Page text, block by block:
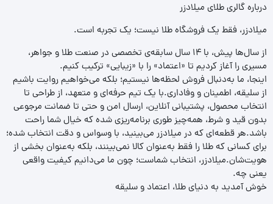
درباره گالری طلای میلادزر
میلادزر، فقط یک فروشگاه طلا نیست؛ یک تجربه‌ است.
از سال‌ها پیش، با ۱۴ سال سابقه‌ی تخصصی در صنعت طلا و جواهر،
مسیری را آغاز کردیم تا «اعتماد» را با «زیبایی» ترکیب کنیم.
اینجا، ما به‌دنبال فروش لحظه‌ها نیستیم؛ بلکه می‌خواهیم روایت باشیم
از سلیقه، اطمینان و وفاداری.با یک تیم حرفه‌ای و متعهد، از طراحی تا
انتخاب محصول، پشتیبانی آنلاین، ارسال امن و حتی تا ضمانت مرجوعی
بدون قید و شرط، همه‌چیز طوری برنامه‌ریزی شده که خیال شما راحت
باشد.هر قطعه‌ای که در میلادزر می‌بینید، با وسواس و دقت انتخاب شده؛
برای کسانی که طلا را فقط به‌عنوان کالا نمی‌بینند، بلکه به‌عنوان بخشی از
هویت‌شان.میلادزر، انتخاب شماست؛ چون ما می‌دانیم کیفیت واقعی
یعنی چه.
خوش آمدید به دنیای طلا، اعتماد و سلیقه